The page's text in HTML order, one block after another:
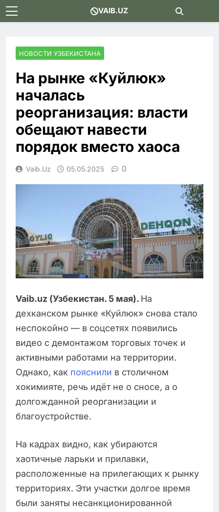
Skip
to
VAIB.UZ
НОВОСТИ УЗБЕКИСТАНА
На рынке «Куйлюк»
началась
реорганизация: власти
обещают навести
порядок вместо хаоса
Vaib.uz 05.05.2025 0
Vaib.uz (Узбекистан. 5 мая). На
дехканском рынке «Куйлюк» снова стало
неспокойно — в соцсетях появились
видео с демонтажом торговых точек и
активными работами на территории.
Однако, как пояснили в столичном
хокимияте, речь идёт не о сносе, а о
долгожданной реорганизации и
благоустройстве.
На кадрах видно, как убираются
хаотичные ларьки и прилавки,
расположенные на прилегающих к рынку
территориях. Эти участки долгое время
были заняты несанкционированной